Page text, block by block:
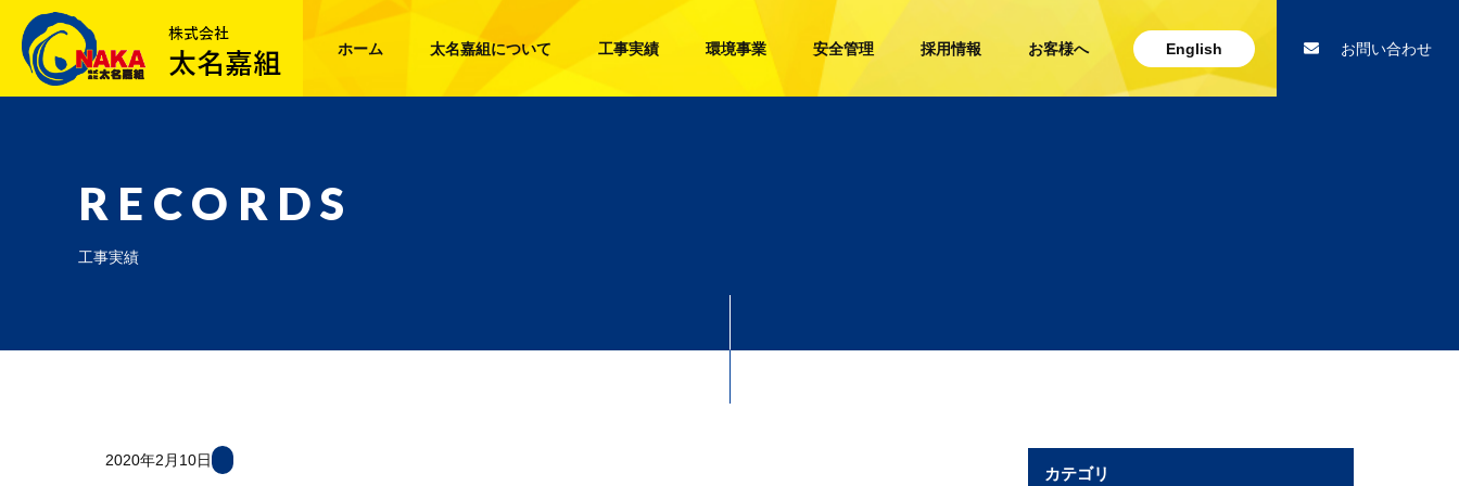
ホーム 太名嘉組について 工事実績 環境事業 安全管理 採用情報 お客様へ English お問い合わせ
RECORDS
工事実績
2020年2月10日
カテゴリ